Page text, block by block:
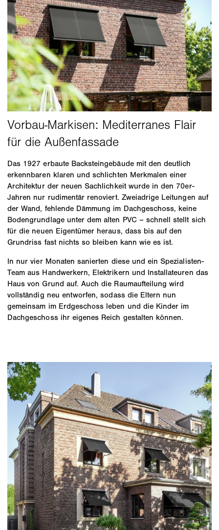
Das 1927 erbaute Backsteingebäude mit den deutlich
erkennbaren klaren und schlichten Merkmalen einer
Architektur der neuen Sachlichkeit wurde in den 70er-
Jahren nur rudimentär renoviert. Zweiadrige Leitungen auf
der Wand, fehlende Dämmung im Dachgeschoss, keine
Bodengrundlage unter dem alten PVC – schnell stellt sich
für die neuen Eigentümer heraus, dass bis auf den
Grundriss fast nichts so bleiben kann wie es ist.
In nur vier Monaten sanierten diese und ein Spezialisten-
Team aus Handwerkern, Elektrikern und Installateuren das
Haus von Grund auf. Auch die Raumaufteilung wird
vollständig neu entworfen, sodass die Eltern nun
gemeinsam im Erdgeschoss leben und die Kinder im
Dachgeschoss ihr eigenes Reich gestalten können.